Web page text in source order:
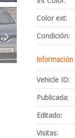
Color ext:
Condición:
Información
Vehicle ID:
Publicada:
Editado:
Visitas: